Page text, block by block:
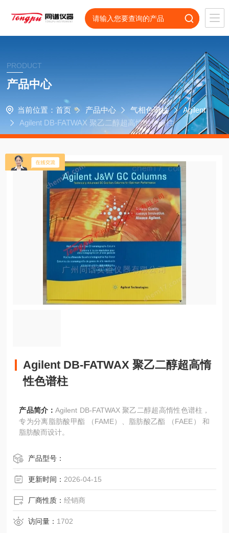
PRODUCT
产品中心
当前位置： 首页 产品中心 气相色谱柱
Agilent
Agilent DB-FATWAX 聚乙二醇超高惰性色谱柱
Agilent DB-FATWAX 聚乙二醇超高惰
性色谱柱
产品简介：Agilent DB-FATWAX 聚乙二醇超高惰性色谱柱，
专为分离脂肪酸甲酯 （FAME）、脂肪酸乙酯 （FAEE） 和
脂肪酸而设计。
产品型号：
更新时间： 2026-04-15
厂商性质：经销商
访问量： 1702